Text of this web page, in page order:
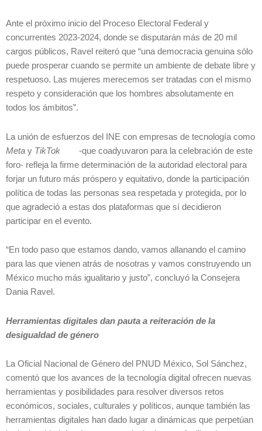
Ante el próximo inicio del Proceso Electoral Federal y
concurrentes 2023-2024, donde se disputarán más de 20 mil
cargos públicos, Ravel reiteró que “una democracia genuina sólo
puede prosperar cuando se permite un ambiente de debate libre y
respetuoso. Las mujeres merecemos ser tratadas con el mismo
respeto y consideración que los hombres absolutamente en
todos los ámbitos”.
La unión de esfuerzos del INE con empresas de tecnología como
Meta y TikTok -que coadyuvaron para la celebración de este
foro- refleja la firme determinación de la autoridad electoral para
forjar un futuro más próspero y equitativo, donde la participación
política de todas las personas sea respetada y protegida, por lo
que agradeció a estas dos plataformas que sí decidieron
participar en el evento.
“En todo paso que estamos dando, vamos allanando el camino
para las que vienen atrás de nosotras y vamos construyendo un
México mucho más igualitario y justo”, concluyó la Consejera
Dania Ravel.
Herramientas digitales dan pauta a reiteración de la
desigualdad de género
La Oficial Nacional de Género del PNUD México, Sol Sánchez,
comentó que los avances de la tecnología digital ofrecen nuevas
herramientas y posibilidades para resolver diversos retos
económicos, sociales, culturales y políticos, aunque también las
herramientas digitales han dado lugar a dinámicas que perpetúan